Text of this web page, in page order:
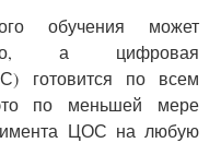
обучения может
а цифровая
готовится по всем
по меньшей мере
ЦОС на любую